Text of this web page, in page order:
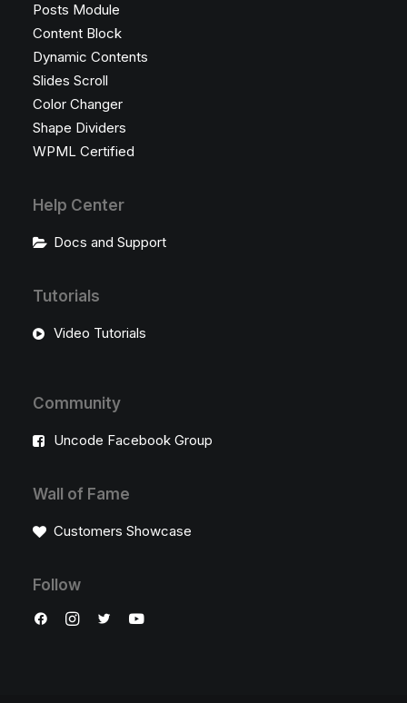
Posts Module
Content Block
Dynamic Contents
Slides Scroll
Color Changer
Shape Dividers
WPML Certified
Help Center
Docs and Support
Tutorials
Video Tutorials
Community
Uncode Facebook Group
Wall of Fame
Customers Showcase
Follow